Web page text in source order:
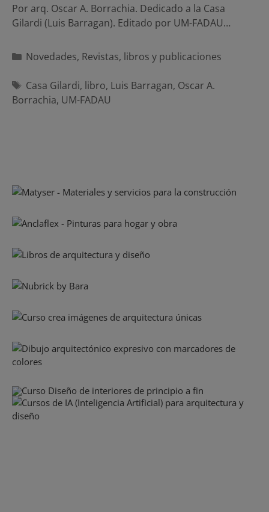
Por arq. Oscar A. Borrachia. Dedicado a la Casa
Gilardi (Luis Barragan). Editado por UM-FADAU…
Categorías
Novedades, Revistas, libros y publicaciones
Etiquetas
Casa Gilardi, libro, Luis Barragan, Oscar A.
Borrachia, UM-FADAU